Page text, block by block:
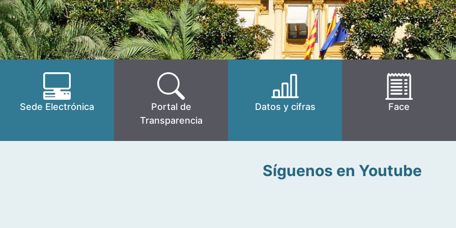
Sede Electrónica
Portal de
Transparencia
Datos y cifras Face
Síguenos en Youtube